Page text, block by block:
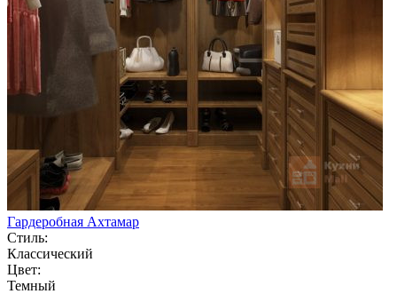
Гардеробная Ахтамар
Стиль:
Классический
Цвет:
Темный